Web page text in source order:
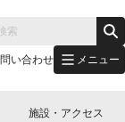
い合わせ メニュー
施設・アクセス